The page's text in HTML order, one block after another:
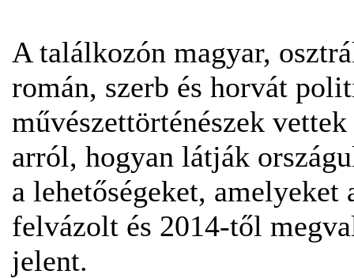
A találkozón magyar,
román, szerb és horvát
művészettörténészek
arról, hogyan látják
a lehetőségeket,
felvázolt és 2014-től
jelent.